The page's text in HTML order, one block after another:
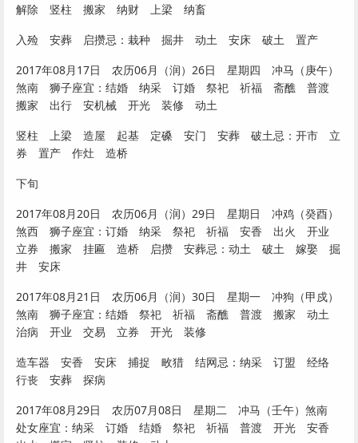
解除 竖柱 搬家 纳财 上梁 纳畜
入殓 安葬 启攒忌：栽种 掘井 动土 安床 破土 置产
2017年08月17日 农历06月（润）26日 星期四 冲马（庚午）
煞南 狮子座宜：结婚 纳采 订婚 祭祀 祈福 斋醮 普渡
搬家 出行 安机械 开光 装修 动土
竖柱 上梁 造屋 起基 定磉 安门 安葬 破土忌：开市 立
券 置产 作灶 造桥
下旬
2017年08月20日 农历06月（润）29日 星期日 冲鸡（癸酉）
煞西 狮子座宜：订婚 纳采 祭祀 祈福 安香 出火 开业
立券 搬家 挂匾 造桥 启攒 安葬忌：动土 破土 嫁娶 掘
井 安床
2017年08月21日 农历06月（润）30日 星期一 冲狗（甲戍）
煞南 狮子座宜：结婚 祭祀 祈福 斋醮 普渡 搬家 动土
治病 开业 交易 立券 开光 装修
造车器 安香 安床 捕捉 畋猎 结网忌：纳采 订盟 经络
行丧 安葬 探病
2017年08月29日 农历07月08日 星期二 冲马（壬午）煞南
处女座宜：纳采 订婚 结婚 祭祀 祈福 普渡 开光 安香